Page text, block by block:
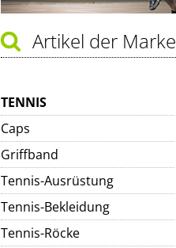
Artikel der Marke
TENNIS
Caps
Griffband
Tennis-Ausrüstung
Tennis-Bekleidung
Tennis-Röcke